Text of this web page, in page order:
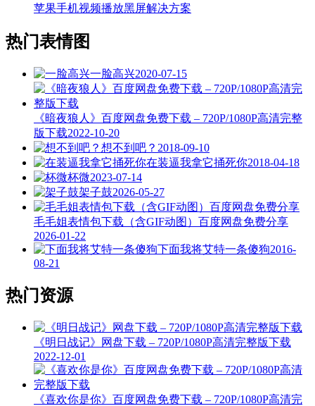
苹果手机视频播放黑屏解决方案
热门表情图
一脸高兴2020-07-15
《暗夜狼人》百度网盘免费下载 – 720P/1080P高清完整
版下载2022-10-20
想不到吧？ 2018-09-10
在装逼我拿它捅死你2018-04-18
杯微2023-07-14
架子鼓2026-05-27
毛毛姐表情包下载（含GIF动图）百度网盘免费分享
2026-01-22
下面我将艾特一条傻狗2016-
08-21
热门资源
《明日战记》网盘下载 – 720P/1080P高清完整版下载
2022-12-01
《喜欢你是你》百度网盘免费下载 – 720P/1080P高清完